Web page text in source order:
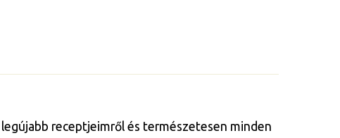
receptjeimről és természetesen minden